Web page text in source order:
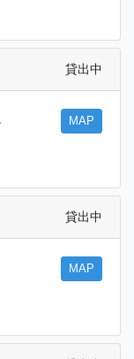
貸出中
MAP
貸出中
MAP